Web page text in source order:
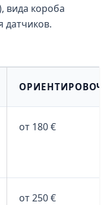
вида короба
датчиков.
от 180 €
от 250 €